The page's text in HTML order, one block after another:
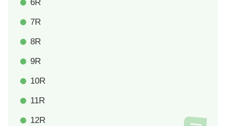
6R
7R
8R
9R
10R
11R
12R